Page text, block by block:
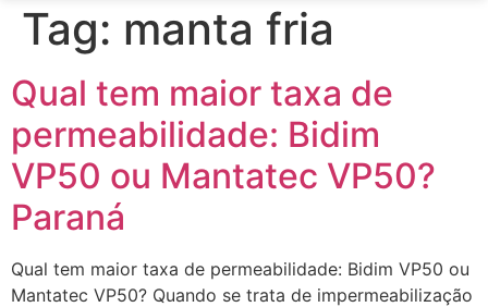
Tag: manta fria
Qual tem maior taxa de
permeabilidade: Bidim
VP50 ou Mantatec VP50?
Paraná
Qual tem maior taxa de permeabilidade: Bidim VP50 ou
Mantatec VP50? Quando se trata de impermeabilização